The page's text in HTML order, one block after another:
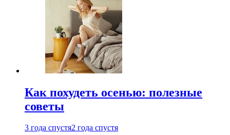
Как похудеть осенью: полезные
советы
3 года спустя2 года спустя